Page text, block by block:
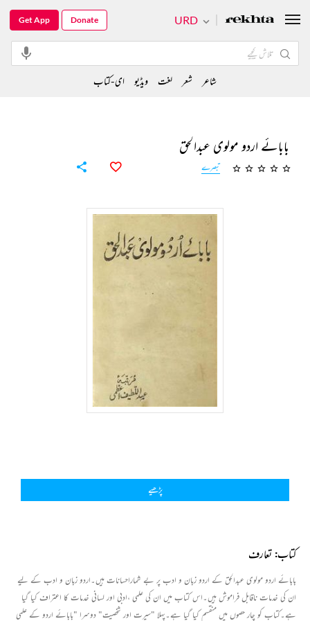
بابائے اردو مولوی عبدالحق
تبصرے
پڑھیے
کتاب: تعارف
بابائے اردو مولوی عبدالحق کے اردو زبان و ادب پر بے شماراحسانات ہیں۔اردو زبان و ادب کے لیے
ان کی خدمات ناقابل فراموش ہیں۔اس کتاب میں ان کی علمی ،ادبی اور لسانی خدمات کا اعتراف کیا گیا
ہے۔کتاب کو چار حصوں میں منقسم کیا گیا ہے۔پہلا "سیرت اور شخصیت" دوسرا "بابائے اردو کے علمی
URD
Get App Donate
شاعر شعر لغت ویڈیو ای-کتاب